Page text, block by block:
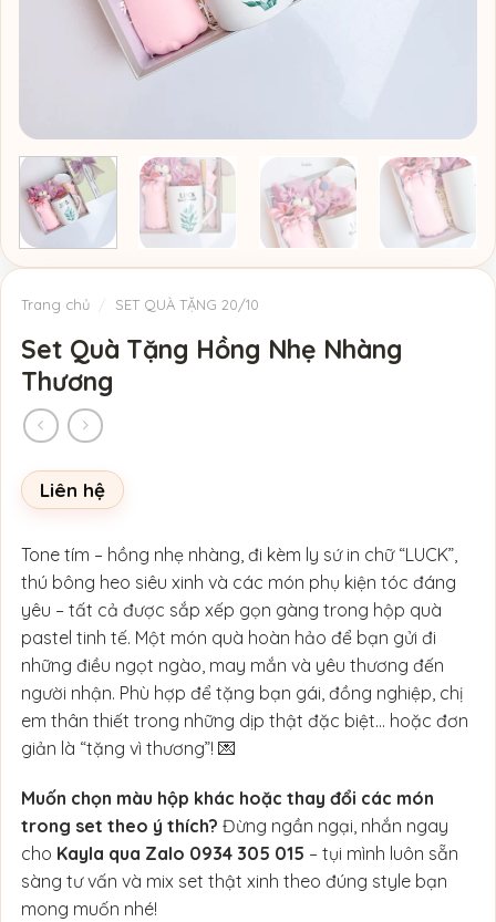
Trang chủ / SET QUÀ TẶNG 20/10
Set Quà Tặng Hồng Nhẹ Nhàng
Thương
Liên hệ
Tone tím – hồng nhẹ nhàng, đi kèm ly sứ in chữ “LUCK”,
thú bông heo siêu xinh và các món phụ kiện tóc đáng
yêu – tất cả được sắp xếp gọn gàng trong hộp quà
pastel tinh tế. Một món quà hoàn hảo để bạn gửi đi
những điều ngọt ngào, may mắn và yêu thương đến
người nhận. Phù hợp để tặng bạn gái, đồng nghiệp, chị
em thân thiết trong những dịp thật đặc biệt… hoặc đơn
giản là “tặng vì thương”! 💌
Muốn chọn màu hộp khác hoặc thay đổi các món
trong set theo ý thích? Đừng ngần ngại, nhắn ngay
cho Kayla qua Zalo 0934 305 015 – tụi mình luôn sẵn
sàng tư vấn và mix set thật xinh theo đúng style bạn
mong muốn nhé!